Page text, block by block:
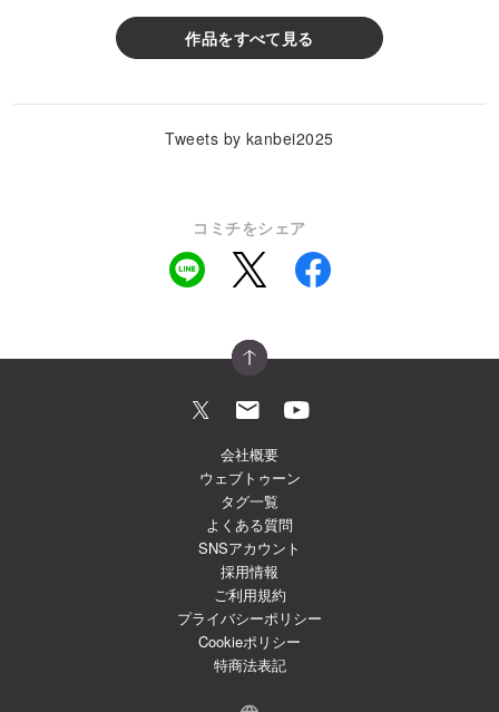
作品をすべて見る
Tweets by kanbei2025
コミチをシェア
会社概要
ウェブトゥーン
タグ一覧
よくある質問
SNSアカウント
採用情報
ご利用規約
プライバシーポリシー
Cookieポリシー
特商法表記